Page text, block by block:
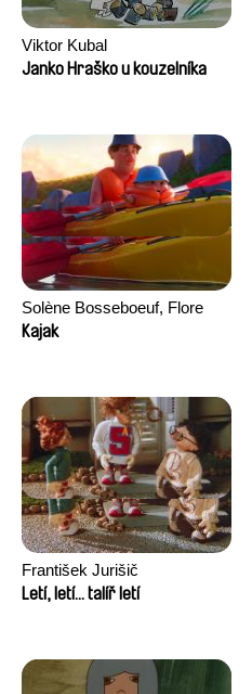
Viktor Kubal
Janko Hraško u kouzelníka
Solène Bosseboeuf, Flore
Dechorgnat, Tiphaine Klein,
Kajak
František Jurišič
Letí, letí... talíř letí